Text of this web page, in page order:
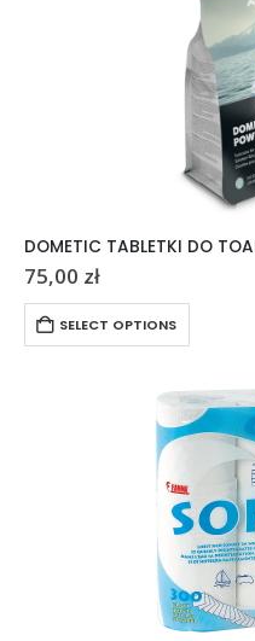
75,00 zł
SELECT OPTIONS